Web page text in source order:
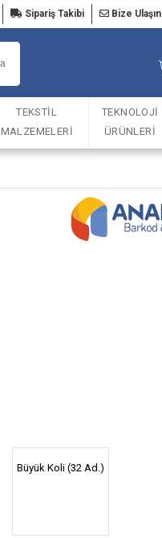
Sipariş Takibi Bize Ulaşın
TEKSTİL
MALZEMELERİ
TEKNOLOJİ
ÜRÜNLERİ
Büyük Koli (32 Ad.)